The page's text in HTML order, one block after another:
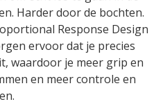
Harder door de bochten.
Response Design
ervoor dat je precies
waardoor je meer grip en
en meer controle en